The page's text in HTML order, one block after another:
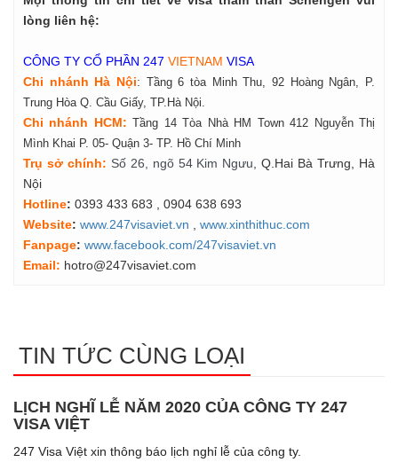
lòng liên hệ:
CÔNG TY CỔ PHẦN 247 VIETNAM VISA
Chi nhánh Hà Nội: Tầng 6 tòa Minh Thu, 92 Hoàng Ngân, P.
Trung Hòa Q. Cầu Giấy, TP.Hà Nội.
Chi nhánh HCM: Tầng 14 Tòa Nhà HM Town 412 Nguyễn Thị
Mình Khai P. 05- Quận 3- TP. Hồ Chí Minh
Trụ sở chính: Số 26, ngõ 54 Kim Ngưu , Q.Hai Bà Trưng, Hà
Nội
Hotline: 0393 433 683 , 0904 638 693
Website: www.247visaviet.vn
www.xinthithuc.com
Fanpage: www.facebook.com/247visaviet.vn
Email: hotro@247visaviet.com
TIN TỨC CÙNG LOẠI
LỊCH NGHĨ LỄ NĂM 2020 CỦA CÔNG TY 247
VISA VIỆT
247 Visa Việt xin thông báo lịch nghỉ lễ của công ty.